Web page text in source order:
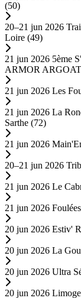
(50)
20–21 jun 2026
Loire (49)
21 jun 2026 5ème
ARMOR
21 jun 2026 Les
21 jun 2026 La
Sarthe (72)
21 jun 2026
20–21 jun 2026
21 jun 2026 Le
21 jun 2026
20 jun 2026 Estiv'
20 jun 2026 La
20 jun 2026 Ultra
20 jun 2026